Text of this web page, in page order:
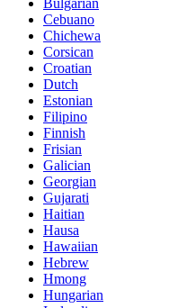
Bulgarian
Cebuano
Chichewa
Corsican
Croatian
Dutch
Estonian
Filipino
Finnish
Frisian
Galician
Georgian
Gujarati
Haitian
Hausa
Hawaiian
Hebrew
Hmong
Hungarian